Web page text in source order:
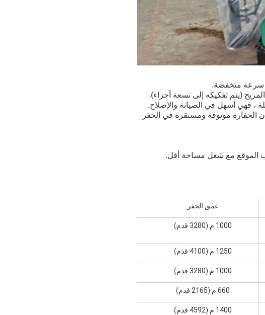
الحفارة موثوقة ومستقرة في الحفر
عمق الحفر
1000 م (3280 قدم)
1250 م (4100 قدم)
1000 م (3280 قدم)
660 م (2165 قدم)
1400 م (4592 قدم)